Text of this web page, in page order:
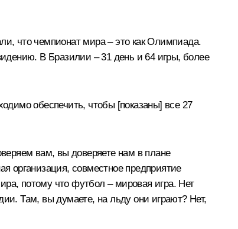
что чемпионат мира – это как Олимпиада.
В Бразилии – 31 день и 64 игры, более
обеспечить, чтобы [показаны] все 27
вам, вы доверяете нам в плане
организация, совместное предприятие
потому что футбол – мировая игра. Нет
Там, вы думаете, на льду они играют? Нет,